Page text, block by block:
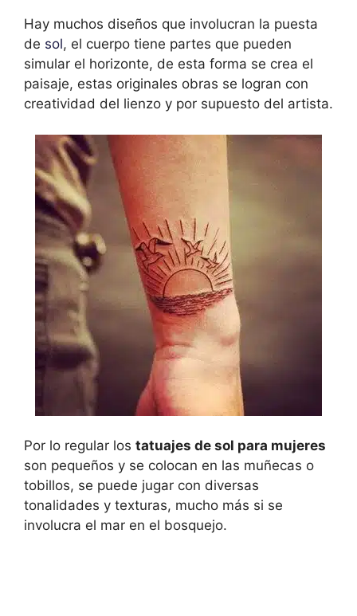
Hay muchos diseños que involucran la puesta
de sol, el cuerpo tiene partes que pueden
simular el horizonte, de esta forma se crea el
paisaje, estas originales obras se logran con
creatividad del lienzo y por supuesto del artista.
Por lo regular los tatuajes de sol para mujeres
son pequeños y se colocan en las muñecas o
tobillos, se puede jugar con diversas
tonalidades y texturas, mucho más si se
involucra el mar en el bosquejo.